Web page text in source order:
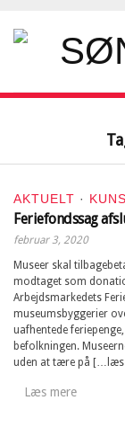
AKTUELT ·
Feriefondssag
februar 3, 2020
Museer skal
modtaget som
Arbejdsmarkedets
museumsbyggerier
uafhentede
befolkningen.
uden at tære på […læs
Læs mere